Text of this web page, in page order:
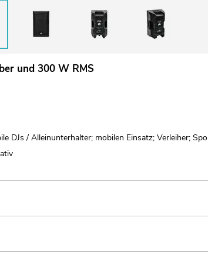
und 300 W RMS
DJs / Alleinunterhalter; mobilen Einsatz; Verleiher;